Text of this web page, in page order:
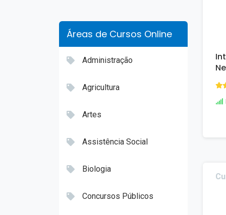
Áreas de Cursos Online
Administração
Agricultura
Artes
Assistência Social
Biologia
Concursos Públicos